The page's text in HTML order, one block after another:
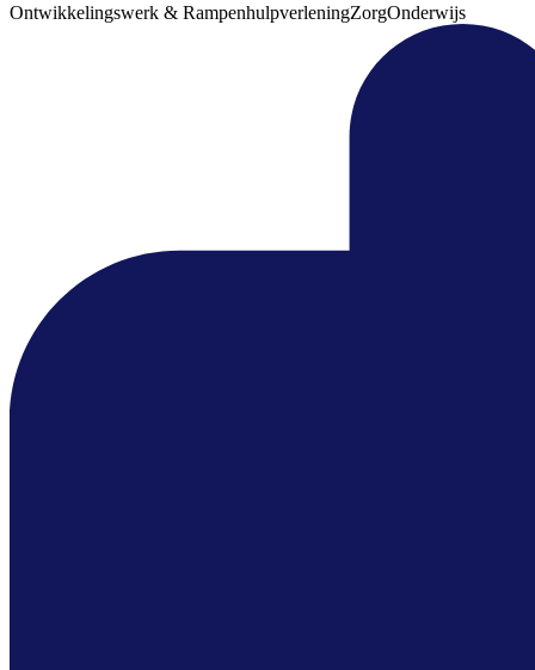
Ontwikkelingswerk & RampenhulpverleningZorgOnderwijs